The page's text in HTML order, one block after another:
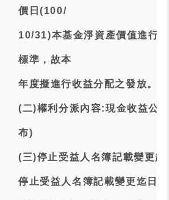
價日(100/
10/31)本基金淨資產價值進行
標準，故本
年度擬進行收益分配之發放。
(二)權利分派內容:現金收益公
布)
(三)停止受益人名簿記載變更
停止受益人名簿記載變更迄日